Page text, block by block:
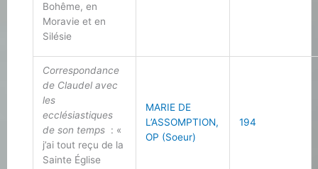
Bohême, en
Moravie et en
Silésie
Correspondance
de Claudel avec
les
ecclésiastiques
de son temps : «
j’ai tout reçu de la
Sainte Église
MARIE DE
L’ASSOMPTION,
OP (Soeur)
194